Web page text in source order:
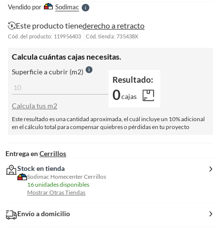
Vendido por SodimacS
Este producto tienederecho a retracto
Cód. del producto: 119956403 Cód. tienda: 735438X
Calcula cuántas cajas necesitas.
Superficie a cubrir (m2)
Calcula tus m2
Resultado:
0cajas
Este resultado es una cantidad aproximada, el cuál incluye un 10% adicional
en el cálculo total para compensar quiebres o pérdidas en tu proyecto
Entrega en Cerrillos
Stock en tienda
Sodimac Homecenter Cerrillos
16 unidades disponibles
Mostrar Otras Tiendas
Envío a domicilio